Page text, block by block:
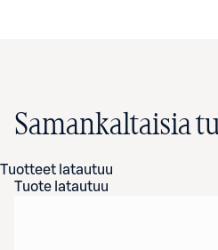
Samankaltaisia
Tuotteet latautuu
Tuote latautuu